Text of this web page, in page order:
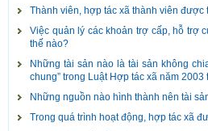
Thành viên, hợp tác xã thành viên
Việc quản lý các khoản trợ cấp, hỗ trợ
thế nào?
Những tài sản nào là tài sản không
chung” trong Luật Hợp tác xã năm 2003
Những nguồn nào hình thành nên tài
Trong quá trình hoạt động, hợp tác xã